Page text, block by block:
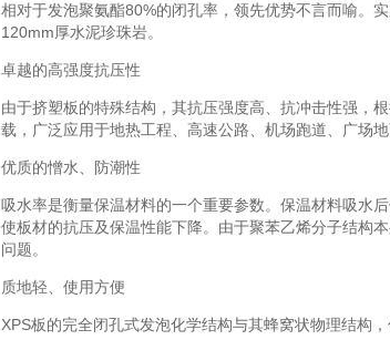
相对于发泡聚氨酯80%的闭孔率，领先优势不言而喻。
120mm厚水泥珍珠岩。
卓越的高强度抗压性
由于挤塑板的特殊结构，其抗压强度高、抗冲击性强，
载，广泛应用于地热工程、高速公路、机场跑道、广场
优质的憎水、防潮性
吸水率是衡量保温材料的一个重要参数。保温材料吸水
使板材的抗压及保温性能下降。由于聚苯乙烯分子结构
问题。
质地轻、使用方便
XPS板的完全闭孔式发泡化学结构与其蜂窝状物理结构